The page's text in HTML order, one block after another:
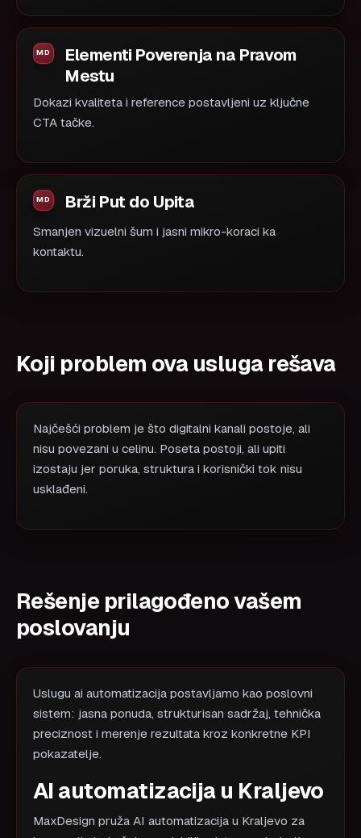
Elementi Poverenja na Pravom
Mestu
Dokazi kvaliteta i reference postavljeni uz ključne
CTA tačke.
Brži Put do Upita
Smanjen vizuelni šum i jasni mikro-koraci ka
kontaktu.
Koji problem ova usluga rešava
Najčešći problem je što digitalni kanali postoje, ali
nisu povezani u celinu. Poseta postoji, ali upiti
izostaju jer poruka, struktura i korisnički tok nisu
usklađeni.
Rešenje prilagođeno vašem
poslovanju
Uslugu ai automatizacija postavljamo kao poslovni
sistem: jasna ponuda, strukturisan sadržaj, tehnička
preciznost i merenje rezultata kroz konkretne KPI
pokazatelje.
AI automatizacija u Kraljevo
MaxDesign pruža AI automatizacija u Kraljevo za